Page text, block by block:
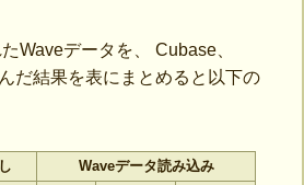
Waveデータを、 Cubase、
だ結果を表にまとめると以下の
Waveデータ読み込み